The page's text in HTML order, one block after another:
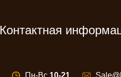
Контактная
Пн-Вс 10-21